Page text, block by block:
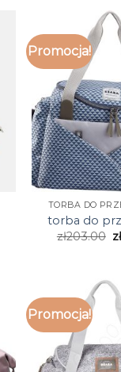
Promocja!
TORBA DO
torba do
zł203.00
Promocja!